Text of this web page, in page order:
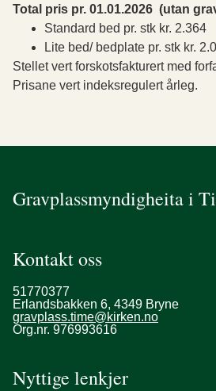
Total pris pr. 01.01.2026 (utan
Standard bed pr. stk kr. 2.364
Lite bed/ bedplate pr. stk kr.
Stellet vert forskotsfakturert med
Prisane vert indeksregulert årleg.
Gravplassmyndigheita i
Kontakt oss
51770377
Erlandsbakken 6, 4349 Bryne
gravplass.time@kirken.no
Org.nr. 976993616
Nyttige lenkjer